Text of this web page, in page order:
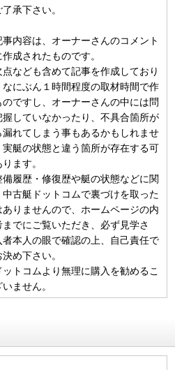
承下さい。
事内容は、オーナーさんのコメント
成されたものです。
なども含めて記事を作成しており
なにぶん１時間程度の取材時間で作
のですし、オーナーさんの中には問
握していなかったり、不具合箇所が
漏れてしまう事もあるかもしれませ
実艇の状態と違う箇所が存在する可
ます。
備履歴・修復歴や艇の状態などに関
中古艇ドットコムで裏づけを取った
ありませんので、ホームページの内
でにご覧いただき、必ず見学さ
者本人の眼で確認の上、自己責任で
め下さい。
トコムより無理に購入を勧めるこ
ません。